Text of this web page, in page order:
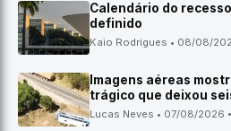
Calendário do
definido
Kaio Rodrigues • 08/08/
Imagens aéreas
trágico que deixou
Lucas Neves • 07/08/2026